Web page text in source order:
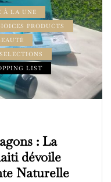
À LA UNE
PRODUCTS
LIST
: La
dévoile
Naturelle